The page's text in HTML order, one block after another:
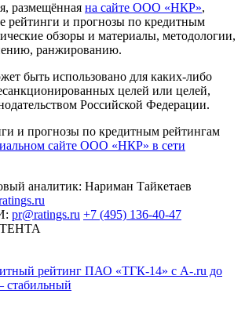
размещённая на сайте ООО «НКР»,
рейтинги и прогнозы по кредитным
обзоры и материалы, методологии,
ранжированию.
быть использовано для каких-либо
целей или целей,
Российской Федерации.
и прогнозы по кредитным рейтингам
сайте ООО «НКР» в сети
аналитик: Нариман Тайкетаев
pr@ratings.ru +7 (495) 136-40-47
рейтинг ПАО «ТГК-14» с A-.ru до
стабильный